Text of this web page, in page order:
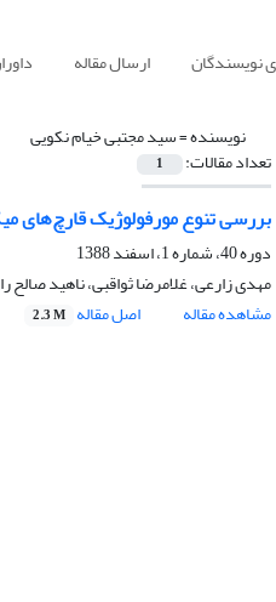
نویسندگان ارسال مقاله
نویسنده =سید مجتبی خیام نکویی
تعداد مقالات: 1
بررسی تنوع مورفولوژیک قارچ‌های
دوره 40، شماره 1، اسفند 1388
مهدی زارعی، غلامرضا ثواقبی، ناهید
مشاهده مقاله
اصل مقاله 2.3 M